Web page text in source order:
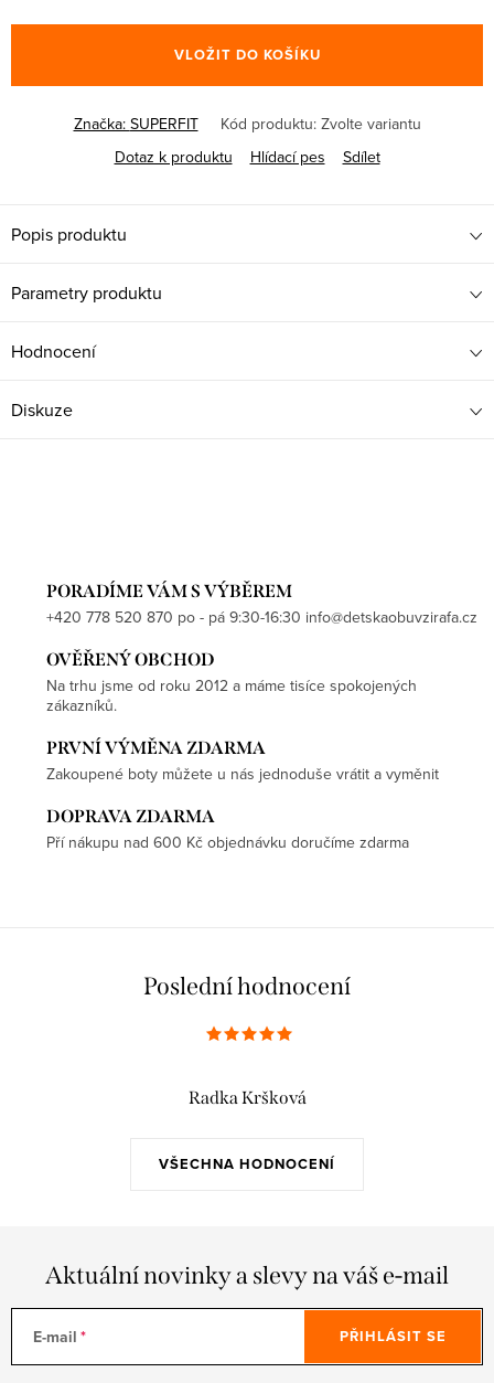
cena:
VLOŽIT DO KOŠÍKU
Značka: SUPERFIT Kód produktu: Zvolte variantu
Dotaz k produktu
Hlídací pes Sdílet
Popis produktu
Parametry produktu
Hodnocení
Diskuze
PORADÍME VÁM S VÝBĚREM
+420 778 520 870 po - pá 9:30-16:30 info@detskaobuvzirafa.cz
OVĚŘENÝ OBCHOD
Na trhu jsme od roku 2012 a máme tisíce spokojených
zákazníků.
PRVNÍ VÝMĚNA ZDARMA
Zakoupené boty můžete u nás jednoduše vrátit a vyměnit
DOPRAVA ZDARMA
Pří nákupu nad 600 Kč objednávku doručíme zdarma
Poslední hodnocení
VŠECHNA HODNOCENÍ
Radka Kršková
Aktuální novinky a slevy na váš e-mail
E-mail PŘIHLÁSIT SE